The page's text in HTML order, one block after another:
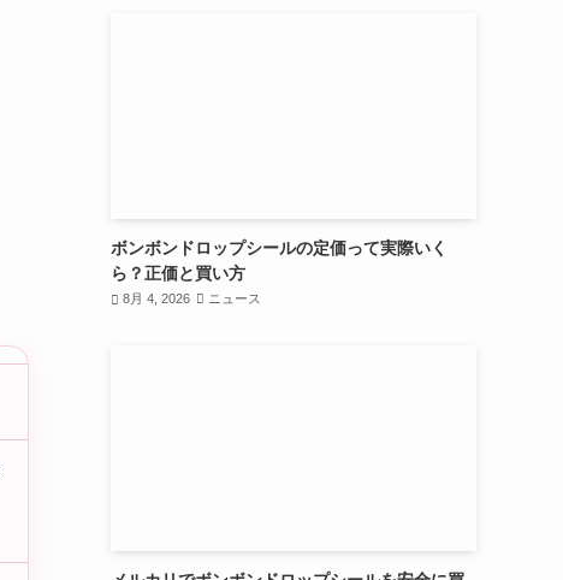
ボンボンドロップシールの定価って実際いく
ら？正価と買い方
8月 4, 2026 ニュース